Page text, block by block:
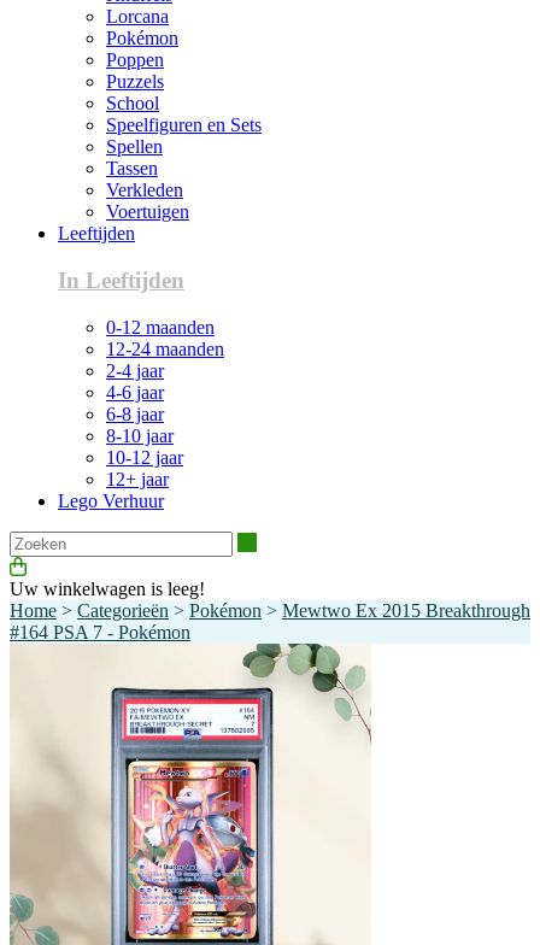
Lorcana
Pokémon
Poppen
Puzzels
School
Speelfiguren en Sets
Spellen
Tassen
Verkleden
Voertuigen
Leeftijden
In Leeftijden
0-12 maanden
12-24 maanden
2-4 jaar
4-6 jaar
6-8 jaar
8-10 jaar
10-12 jaar
12+ jaar
Lego Verhuur
Uw winkelwagen is leeg!
Home > Categorieën > Pokémon > Mewtwo Ex 2015 Breakthrough
#164 PSA 7 - Pokémon